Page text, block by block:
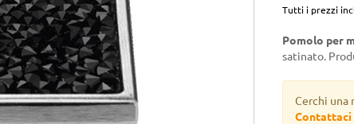
Tutti i prezzi
Pomolo per
satinato.
Cerchi una
Contattaci